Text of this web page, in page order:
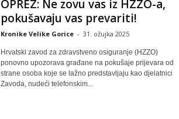
OPREZ: Ne zovu vas iz HZZO-a,
pokušavaju vas prevariti!
Kronike Velike Gorice - 31. ožujka 2025
Hrvatski zavod za zdravstveno osiguranje (HZZO)
ponovno upozorava građane na pokušaje prijevara od
strane osoba koje se lažno predstavljaju kao djelatnici
Zavoda, nudeći telefonskim...